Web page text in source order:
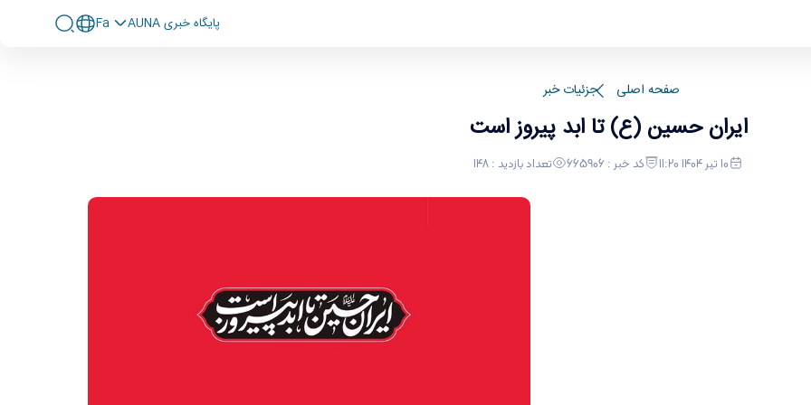
پايگاه خبری AUNA Fa
صفحه اصلی جزئیات خبر
ایران حسین (ع) تا ابد پیروز است
10 تیر 1404 11:20 کد خبر : 665906 تعداد بازدید : 148